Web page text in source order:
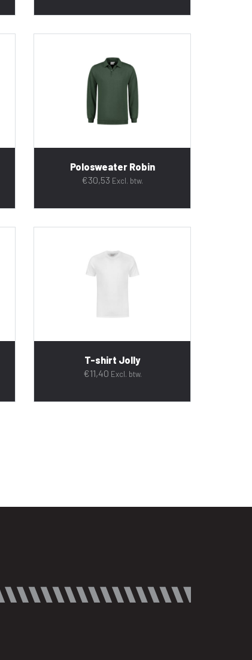
Polosweater Robin
€30,53 Excl. btw.
T-shirt Jolly
€11,40 Excl. btw.